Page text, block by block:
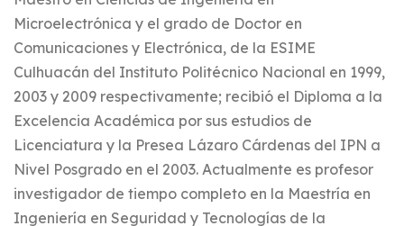
Microelectrónica y el grado de Doctor en
Comunicaciones y Electrónica, de la ESIME
Culhuacán del Instituto Politécnico Nacional en 1999,
2003 y 2009 respectivamente; recibió el Diploma a la
Excelencia Académica por sus estudios de
Licenciatura y la Presea Lázaro Cárdenas del IPN a
Nivel Posgrado en el 2003. Actualmente es profesor
investigador de tiempo completo en la Maestría en
Ingeniería en Seguridad y Tecnologías de la